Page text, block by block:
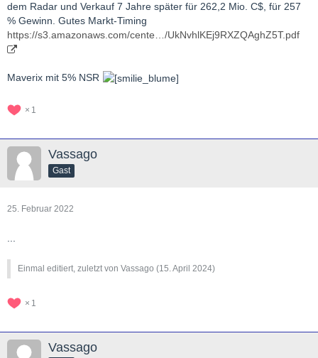
dem Radar und Verkauf 7 Jahre später für 262,2 Mio. C$, für 257
% Gewinn. Gutes Markt-Timing
https://s3.amazonaws.com/cente…/UkNvhlKEj9RXZQAghZ5T.pdf
Maverix mit 5% NSR
1
Vassago
Gast
25. Februar 2022
...
Einmal editiert, zuletzt von Vassago (15. April 2024)
1
Vassago